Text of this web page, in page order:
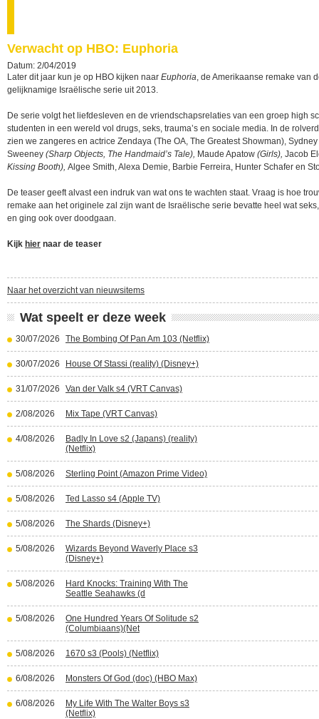
Verwacht op HBO: Euphoria
Datum: 2/04/2019
Later dit jaar kun je op HBO kijken naar Euphoria, de Amerikaanse remake van
gelijknamige Israëlische serie uit 2013.
De serie volgt het liefdesleven en de vriendschapsrelaties van een groep high
studenten in een wereld vol drugs, seks, trauma’s en sociale media. In de
zien we zangeres en actrice Zendaya (The OA, The Greatest Showman), Sydney
Sweeney (Sharp Objects, The Handmaid’s Tale), Maude Apatow (Girls), Jacob
Kissing Booth), Algee Smith, Alexa Demie, Barbie Ferreira, Hunter Schafer en
De teaser geeft alvast een indruk van wat ons te wachten staat. Vraag is hoe
remake aan het originele zal zijn want de Israëlische serie bevatte heel wat
en ging ook over doodgaan.
Kijk hier naar de teaser
Naar het overzicht van nieuwsitems
Wat speelt er deze week
30/07/2026 The Bombing Of Pan Am 103 (Netflix)
30/07/2026 House Of Stassi (reality) (Disney+)
31/07/2026 Van der Valk s4 (VRT Canvas)
2/08/2026 Mix Tape (VRT Canvas)
4/08/2026
Badly In Love s2 (Japans) (reality)
(Netflix)
5/08/2026 Sterling Point (Amazon Prime Video)
5/08/2026 Ted Lasso s4 (Apple TV)
5/08/2026 The Shards (Disney+)
5/08/2026
Wizards Beyond Waverly Place s3
(Disney+)
5/08/2026
Hard Knocks: Training With The
Seattle Seahawks (d
5/08/2026
One Hundred Years Of Solitude s2
(Columbiaans)(Net
5/08/2026 1670 s3 (Pools) (Netflix)
6/08/2026 Monsters Of God (doc) (HBO Max)
6/08/2026
My Life With The Walter Boys s3
(Netflix)